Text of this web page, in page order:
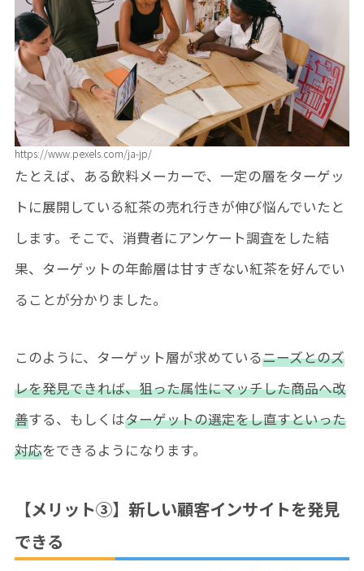
https://www.pexels.com/ja-jp/
たとえば、ある飲料メーカーで、一定の層をターゲッ
トに展開している紅茶の売れ行きが伸び悩んでいたと
します。そこで、消費者にアンケート調査をした結
果、ターゲットの年齢層は甘すぎない紅茶を好んでい
ることが分かりました。
このように、ターゲット層が求めているニーズとのズ
レを発見できれば、狙った属性にマッチした商品へ改
善する、もしくはターゲットの選定をし直すといった
対応をできるようになります。
【メリット③】新しい顧客インサイトを発見
できる